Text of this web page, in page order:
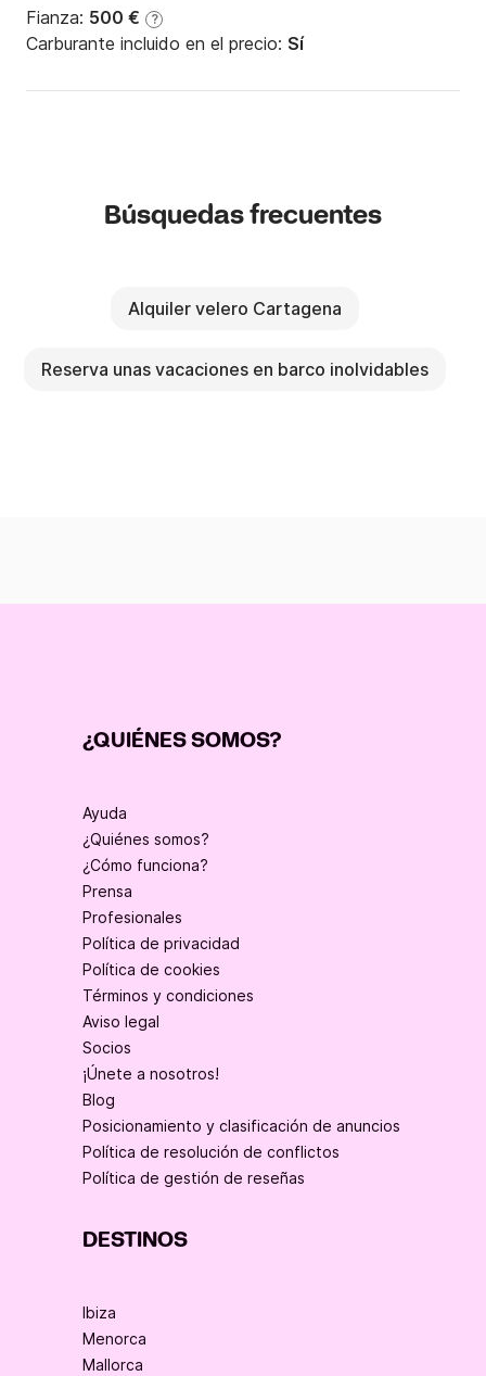
Fianza: 500 € ?
Carburante incluido en el precio: Sí
Búsquedas frecuentes
Alquiler velero Cartagena
Reserva unas vacaciones en barco inolvidables
¿QUIÉNES SOMOS?
Ayuda
¿Quiénes somos?
¿Cómo funciona?
Prensa
Profesionales
Política de privacidad
Política de cookies
Términos y condiciones
Aviso legal
Socios
¡Únete a nosotros!
Blog
Posicionamiento y clasificación de anuncios
Política de resolución de conflictos
Política de gestión de reseñas
DESTINOS
Ibiza
Menorca
Mallorca